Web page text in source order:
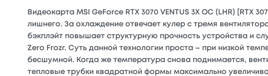
Видеокарта MSI GeForce RTX 3070 VENTUS 3X OC (LHR) [RTX
лишнего. За охлаждение отвечает кулер с тремя
бэкплэйт повышает структурную прочность устройства и
Zero Frozr. Суть данной технологии проста – при низкой
бесшумной. Когда же температура снова поднимается,
тепловые трубки квадратной формы максимально